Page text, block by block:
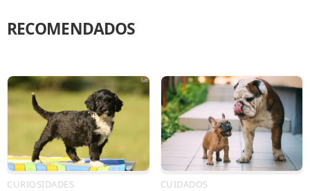
RECOMENDADOS
CURIOSIDADES CUIDADOS